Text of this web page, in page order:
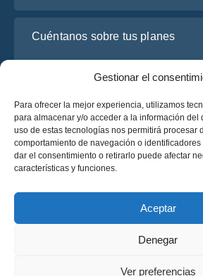
Gestionar el
Para ofrecer la mejor experiencia, utilizamos
para almacenar y/o acceder a la información del
uso de estas tecnologías nos permitirá procesar
comportamiento de navegación o
dar el consentimiento o retirarlo puede afectar
características y funciones.
Aceptar
Denegar
Ver preferencias
He leído y acepto la
Solicite un
Solicite un